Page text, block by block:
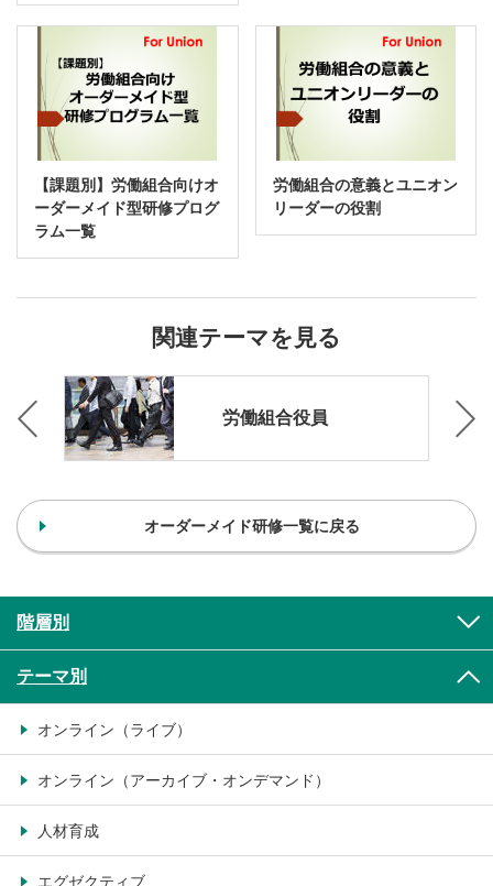
【課題別】労働組合向けオ
ーダーメイド型研修プログ
ラム一覧
労働組合の意義とユニオン
リーダーの役割
関連テーマを見る
労働組合役員
オーダーメイド研修一覧に戻る
階層別
テーマ別
オンライン（ライブ）
オンライン（アーカイブ・オンデマンド）
人材育成
エグゼクティブ